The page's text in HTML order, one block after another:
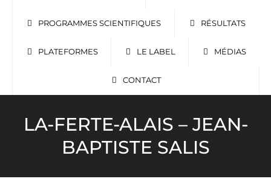
PROGRAMMES SCIENTIFIQUES RÉSULTATS
PLATEFORMES LE LABEL MÉDIAS
CONTACT
LA-FERTE-ALAIS – JEAN-
BAPTISTE SALIS